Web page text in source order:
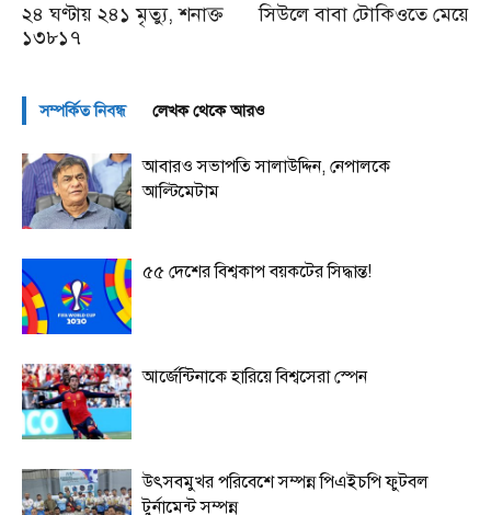
২৪ ঘণ্টায় ২৪১ মৃত্যু, শনাক্ত
১৩৮১৭
সিউলে বাবা টোকিওতে মেয়ে
সম্পর্কিত নিবন্ধ লেখক থেকে আরও
আবারও সভাপতি সালাউদ্দিন, নেপালকে
আল্টিমেটাম
৫৫ দেশের বিশ্বকাপ বয়কটের সিদ্ধান্ত!
আর্জেন্টিনাকে হারিয়ে বিশ্বসেরা স্পেন
উৎসবমুখর পরিবেশে সম্পন্ন পিএইচপি ফুটবল
টুর্নামেন্ট সম্পন্ন